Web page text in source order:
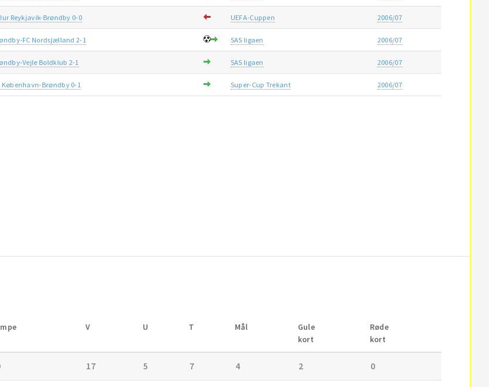
Reykjavik-Brøndby 0-0 UEFA-Cuppen 2006/07
FC Nordsjælland 2-1 SAS ligaen 2006/07
Vejle Boldklub 2-1 SAS ligaen 2006/07
København-Brøndby 0-1 Super-Cup Trekant 2006/07
V U T Mål
Gule
kort
Røde
kort
17 5 7 4 2 0